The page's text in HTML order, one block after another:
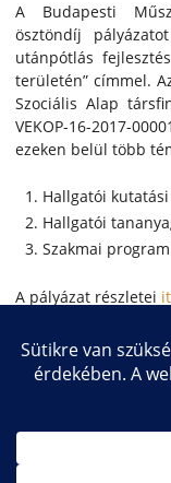
A Budapesti
ösztöndíj
utánpótlás
területén” címmel.
Szociális Alap
VEKOP-16-2017-
ezeken belül több
Hallgatói
Hallgatói
Szakmai
A pályázat részletei
Copyright ©